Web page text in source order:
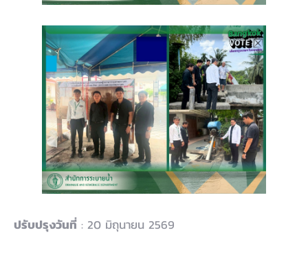
ปรับปรุงวันที่ : 20 มิถุนายน 2569